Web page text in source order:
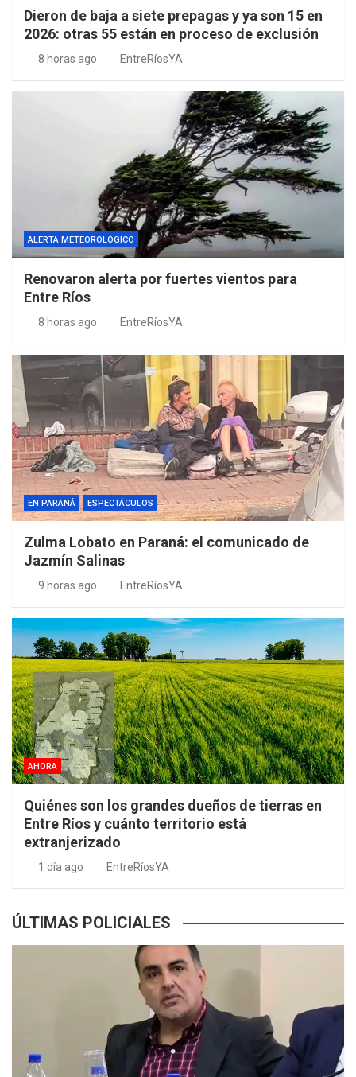
Dieron de baja a siete prepagas y ya son 15 en
2026: otras 55 están en proceso de exclusión
8 horas ago EntreRíosYA
ALERTA METEOROLÓGICO
Renovaron alerta por fuertes vientos para
Entre Ríos
8 horas ago EntreRíosYA
EN PARANÁ ESPECTÁCULOS
Zulma Lobato en Paraná: el comunicado de
Jazmín Salinas
9 horas ago EntreRíosYA
AHORA
Quiénes son los grandes dueños de tierras en
Entre Ríos y cuánto territorio está
extranjerizado
1 día ago EntreRíosYA
ÚLTIMAS POLICIALES